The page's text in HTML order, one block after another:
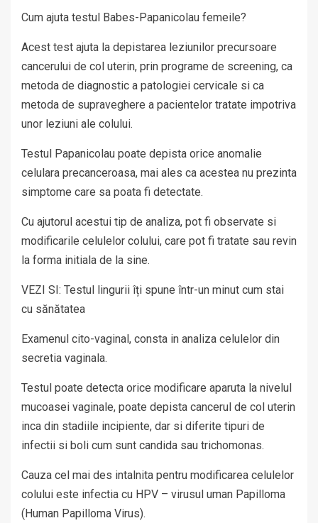
Cum ajuta testul Babes-Papanicolau femeile?
Acest test ajuta la depistarea leziunilor precursoare
cancerului de col uterin, prin programe de screening, ca
metoda de diagnostic a patologiei cervicale si ca
metoda de supraveghere a pacientelor tratate impotriva
unor leziuni ale colului.
Testul Papanicolau poate depista orice anomalie
celulara precanceroasa, mai ales ca acestea nu prezinta
simptome care sa poata fi detectate.
Cu ajutorul acestui tip de analiza, pot fi observate si
modificarile celulelor colului, care pot fi tratate sau revin
la forma initiala de la sine.
VEZI SI: Testul lingurii îți spune într-un minut cum stai
cu sănătatea
Examenul cito-vaginal, consta in analiza celulelor din
secretia vaginala.
Testul poate detecta orice modificare aparuta la nivelul
mucoasei vaginale, poate depista cancerul de col uterin
inca din stadiile incipiente, dar si diferite tipuri de
infectii si boli cum sunt candida sau trichomonas.
Cauza cel mai des intalnita pentru modificarea celulelor
colului este infectia cu HPV – virusul uman Papilloma
(Human Papilloma Virus).